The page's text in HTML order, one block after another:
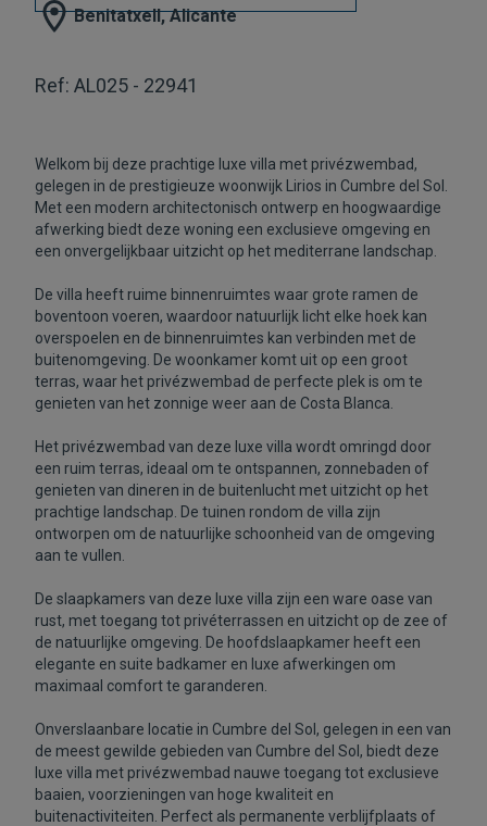
Benitatxell, Alicante
Ref: AL025 - 22941
Welkom bij deze prachtige luxe villa met privézwembad,
gelegen in de prestigieuze woonwijk Lirios in Cumbre del Sol.
Met een modern architectonisch ontwerp en hoogwaardige
afwerking biedt deze woning een exclusieve omgeving en
een onvergelijkbaar uitzicht op het mediterrane landschap.
De villa heeft ruime binnenruimtes waar grote ramen de
boventoon voeren, waardoor natuurlijk licht elke hoek kan
overspoelen en de binnenruimtes kan verbinden met de
buitenomgeving. De woonkamer komt uit op een groot
terras, waar het privézwembad de perfecte plek is om te
genieten van het zonnige weer aan de Costa Blanca.
Het privézwembad van deze luxe villa wordt omringd door
een ruim terras, ideaal om te ontspannen, zonnebaden of
genieten van dineren in de buitenlucht met uitzicht op het
prachtige landschap. De tuinen rondom de villa zijn
ontworpen om de natuurlijke schoonheid van de omgeving
aan te vullen.
De slaapkamers van deze luxe villa zijn een ware oase van
rust, met toegang tot privéterrassen en uitzicht op de zee of
de natuurlijke omgeving. De hoofdslaapkamer heeft een
elegante en suite badkamer en luxe afwerkingen om
maximaal comfort te garanderen.
Onverslaanbare locatie in Cumbre del Sol, gelegen in een van
de meest gewilde gebieden van Cumbre del Sol, biedt deze
luxe villa met privézwembad nauwe toegang tot exclusieve
baaien, voorzieningen van hoge kwaliteit en
buitenactiviteiten. Perfect als permanente verblijfplaats of